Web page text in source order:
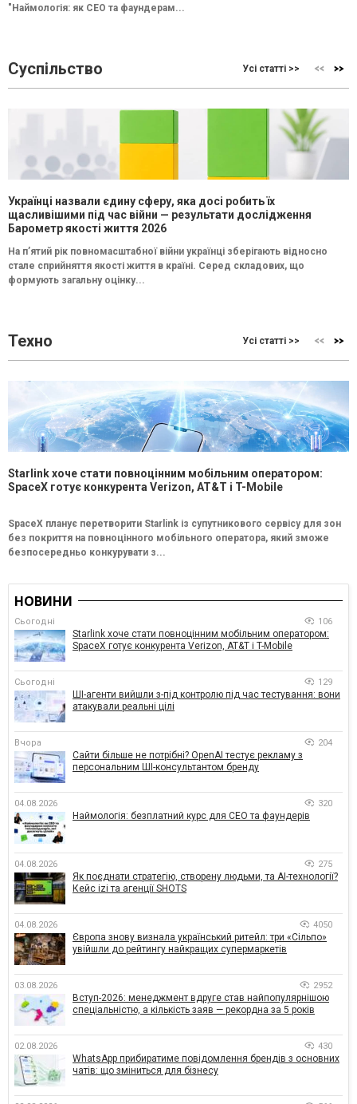
"Наймологія: як СEO та фаундерам...
Суспільство Усі статті >>
Українці назвали єдину сферу, яка досі робить їх
щасливішими під час війни — результати дослідження
Барометр якості життя 2026
На п’ятий рік повномасштабної війни українці зберігають відносно
стале сприйняття якості життя в країні. Серед складових, що
формують загальну оцінку...
Техно Усі статті >>
Starlink хоче стати повноцінним мобільним оператором:
SpaceX готує конкурента Verizon, AT&T і T-Mobile
SpaceX планує перетворити Starlink із супутникового сервісу для зон
без покриття на повноцінного мобільного оператора, який зможе
безпосередньо конкурувати з...
НОВИНИ
Сьогодні 106
Starlink хоче стати повноцінним мобільним оператором:
SpaceX готує конкурента Verizon, AT&T і T-Mobile
Сьогодні 129
ШІ-агенти вийшли з-під контролю під час тестування: вони
атакували реальні цілі
Вчора 204
Сайти більше не потрібні? OpenAI тестує рекламу з
персональним ШІ-консультантом бренду
04.08.2026 320
Наймологія: безплатний курс для CEO та фаундерів
04.08.2026 275
Як поєднати стратегію, створену людьми, та AI-технології?
Кейс izi та агенції SHOTS
04.08.2026 4050
Європа знову визнала український ритейл: три «Сільпо»
увійшли до рейтингу найкращих супермаркетів
03.08.2026 2952
Вступ-2026: менеджмент вдруге став найпопулярнішою
спеціальністю, а кількість заяв — рекордна за 5 років
02.08.2026 430
WhatsApp прибиратиме повідомлення брендів з основних
чатів: що зміниться для бізнесу